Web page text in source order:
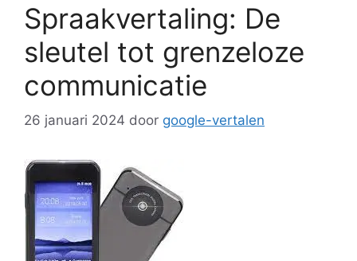
Spraakvertaling: De
sleutel tot grenzeloze
communicatie
26 januari 2024 door google-vertalen